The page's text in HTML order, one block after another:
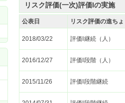
リスク評価(一次)評価Iの実施
公表日 リスク評価の進ち
2018/03/22 評価Ⅰ継続（人）
2016/12/27 評価Ⅰ段階（人）
2015/11/26 評価Ⅰ段階継続